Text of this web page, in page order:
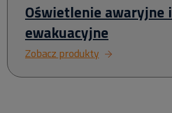
Oświetlenie awaryjne i
ewakuacyjne
Zobacz produkty